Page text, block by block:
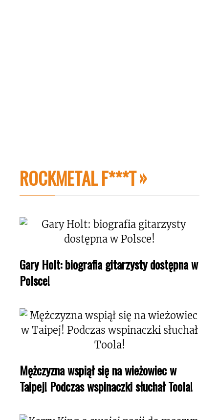
ROCKMETAL F***T
Gary Holt: biografia gitarzysty dostępna w
Polsce!
Mężczyzna wspiął się na wieżowiec w
Taipej! Podczas wspinaczki słuchał Toola!